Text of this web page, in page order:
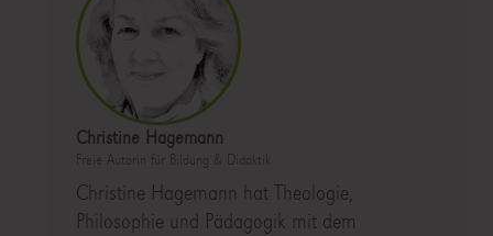
Christine Hagemann
Freie Autorin für Bildung & Didaktik
Christine Hagemann hat Theologie,
Philosophie und Pädagogik mit dem